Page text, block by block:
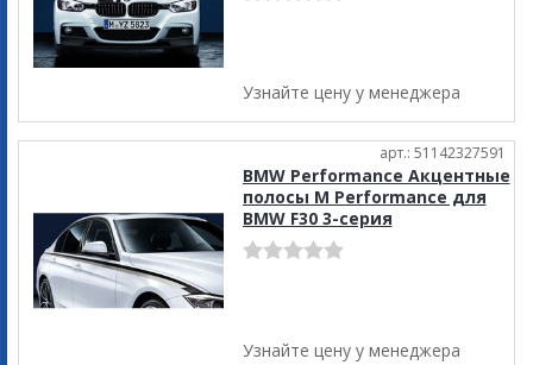
Узнайте цену у менеджера
арт.: 51142327591
BMW Performance Акцентные
полосы M Performance для
BMW F30 3-серия
Узнайте цену у менеджера